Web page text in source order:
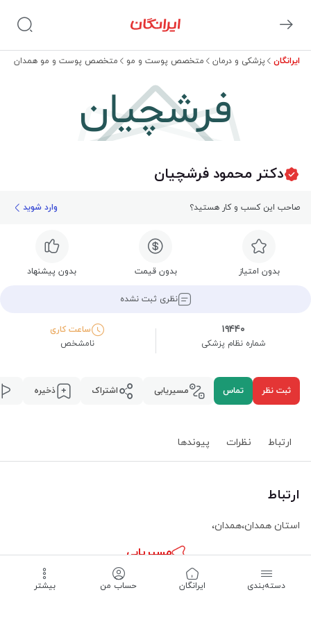
ایرانگان پزشکی و درمان متخصص پوست و مو متخصص پوست و مو همدان
فرشچیان
دکتر محمود فرشچیان
صاحب این کسب و کار هستید؟ وارد شوید
بدون امتیاز بدون قیمت بدون پیشنهاد
نظری ثبت نشده
۱۹۴۴۰
شماره نظام پزشکی
ساعت کاری
نامشخص
ثبت نظر تماس مسیریابی اشتراک ذخیره
ارتباط نظرات پیوند‌ها
ارتباط
استان همدان،همدان،
مسیریابی
دسته‌بندی ‌ایرانگان حساب من بیشتر